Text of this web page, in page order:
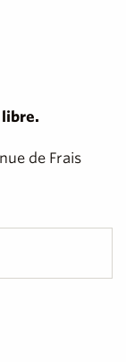
de Frais